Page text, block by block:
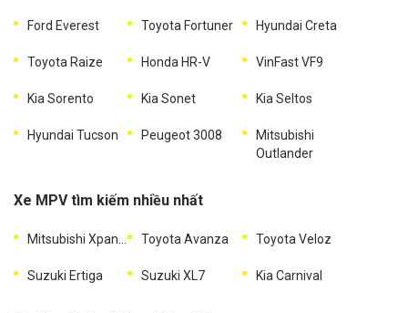
Ford Everest Toyota Fortuner Hyundai Creta
Toyota Raize Honda HR-V VinFast VF9
Kia Sorento Kia Sonet Kia Seltos
Hyundai Tucson Peugeot 3008
Mitsubishi
Outlander
Xe MPV tìm kiếm nhiều nhất
Mitsubishi Xpander Toyota Avanza Toyota Veloz
Suzuki Ertiga Suzuki XL7 Kia Carnival